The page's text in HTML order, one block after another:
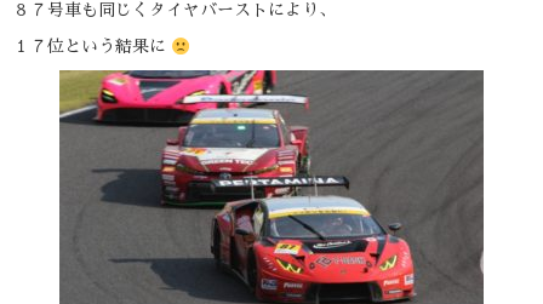
８７号車も同じくタイヤバーストにより、
１７位という結果に